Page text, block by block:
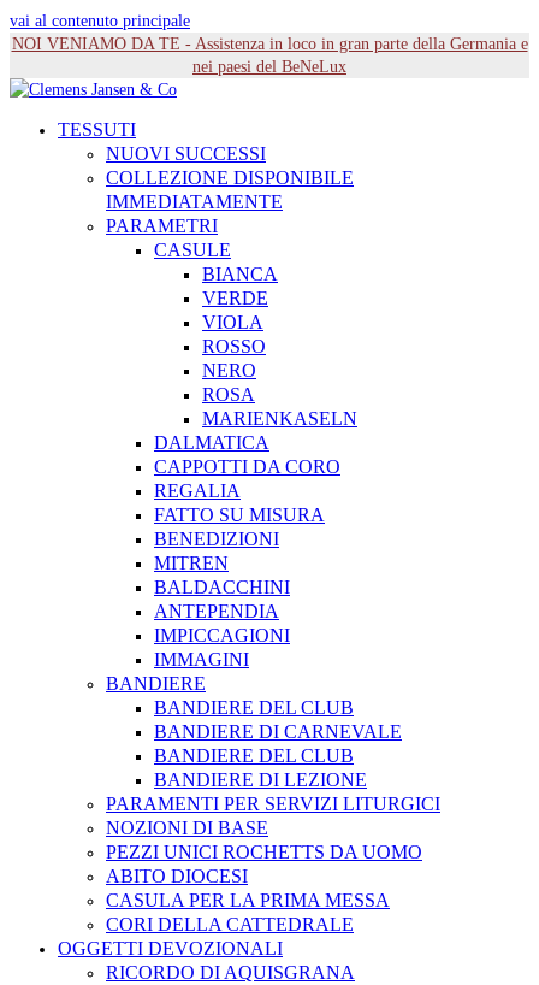
vai al contenuto principale
NOI VENIAMO DA TE - Assistenza in loco in gran parte della Germania e
nei paesi del BeNeLux
TESSUTI
NUOVI SUCCESSI
COLLEZIONE DISPONIBILE
IMMEDIATAMENTE
PARAMETRI
CASULE
BIANCA
VERDE
VIOLA
ROSSO
NERO
ROSA
MARIENKASELN
DALMATICA
CAPPOTTI DA CORO
REGALIA
FATTO SU MISURA
BENEDIZIONI
MITREN
BALDACCHINI
ANTEPENDIA
IMPICCAGIONI
IMMAGINI
BANDIERE
BANDIERE DEL CLUB
BANDIERE DI CARNEVALE
BANDIERE DEL CLUB
BANDIERE DI LEZIONE
PARAMENTI PER SERVIZI LITURGICI
NOZIONI DI BASE
PEZZI UNICI ROCHETTS DA UOMO
ABITO DIOCESI
CASULA PER LA PRIMA MESSA
CORI DELLA CATTEDRALE
OGGETTI DEVOZIONALI
RICORDO DI AQUISGRANA